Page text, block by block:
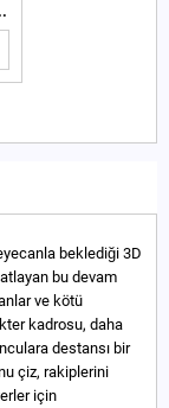
Xbox Key
beklediği 3D
bu devam
ve kötü
kadrosu, daha
destansı bir
çiz, rakiplerini
için